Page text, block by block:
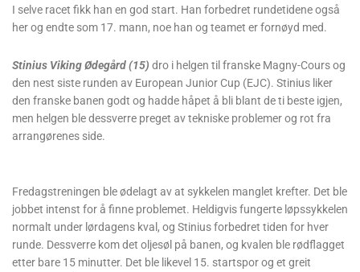
I selve racet fikk han en god start. Han forbedret rundetidene også
her og endte som 17. mann, noe han og teamet er fornøyd med.
Stinius Viking Ødegård (15) dro i helgen til franske Magny-Cours og
den nest siste runden av European Junior Cup (EJC). Stinius liker
den franske banen godt og hadde håpet å bli blant de ti beste igjen,
men helgen ble dessverre preget av tekniske problemer og rot fra
arrangørenes side.
Fredagstreningen ble ødelagt av at sykkelen manglet krefter. Det ble
jobbet intenst for å finne problemet. Heldigvis fungerte løpssykkelen
normalt under lørdagens kval, og Stinius forbedret tiden for hver
runde. Dessverre kom det oljesøl på banen, og kvalen ble rødflagget
etter bare 15 minutter. Det ble likevel 15. startspor og et greit